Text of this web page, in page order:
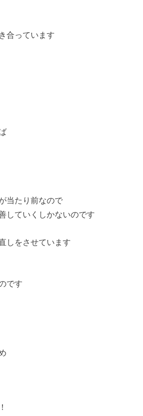
合っています
当たり前なので
していくしかないのです
しをさせています
です